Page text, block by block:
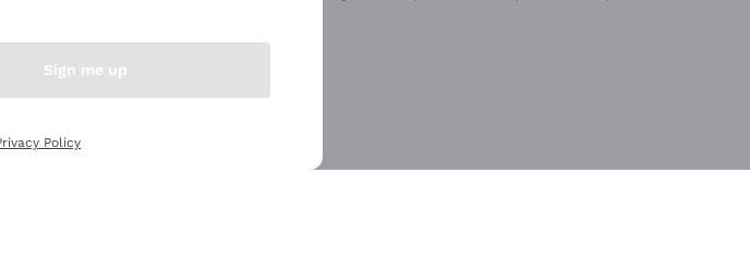
Sign me up
Policy